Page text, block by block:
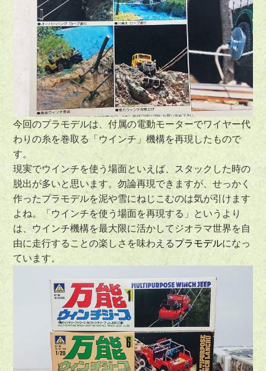
今回のプラモデルは、付属の電動モーターでワイヤー代
わりの糸を巻取る「ウインチ」機構を再現したもので
す。
現実でウインチを使う場面といえば、スタックした時の
脱出が多いと思います。勿論再現できますが、せっかく
作ったプラモデルを泥や雪にねじこむのは気が引けます
よね。「ウインチを使う場面を再現する」というより
は、ウインチ機構を最大限に活かしてジオラマ世界を自
由に走行することの楽しさを味わえるプラモデルになっ
ています。